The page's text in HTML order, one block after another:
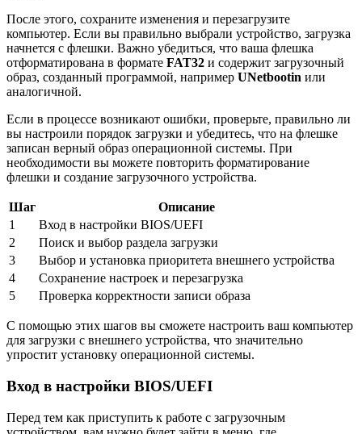
После этого, сохраните изменения и перезагрузите
компьютер. Если вы правильно выбрали устройство, загрузка
начнется с флешки. Важно убедиться, что ваша флешка
отформатирована в формате FAT32 и содержит загрузочный
образ, созданный программой, например UNetbootin или
аналогичной.
Если в процессе возникают ошибки, проверьте, правильно ли
вы настроили порядок загрузки и убедитесь, что на флешке
записан верный образ операционной системы. При
необходимости вы можете повторить форматирование
флешки и создание загрузочного устройства.
Шаг
Описание
1
Вход в настройки BIOS/UEFI
2
Поиск и выбор раздела загрузки
3
Выбор и установка приоритета внешнего устройства
4
Сохранение настроек и перезагрузка
5
Проверка корректности записи образа
С помощью этих шагов вы сможете настроить ваш компьютер
для загрузки с внешнего устройства, что значительно
упростит установку операционной системы.
Вход в настройки BIOS/UEFI
Перед тем как приступить к работе с загрузочным